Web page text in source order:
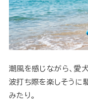
潮風を感じながら、愛
波打ち際を楽しそうに
みたり。